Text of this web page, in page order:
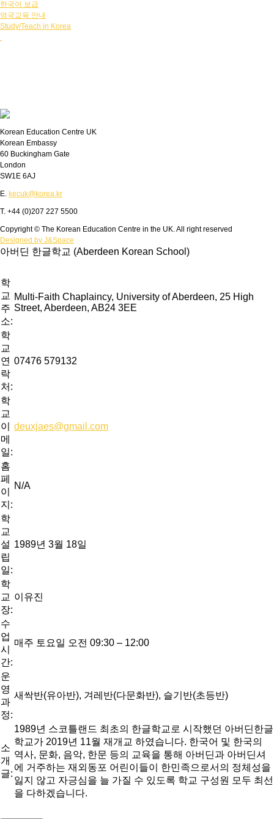
한국어 보급
영국교육 안내
Study/Teach in Korea
Korean Education Centre UK
Korean Embassy
60 Buckingham Gate
London
SW1E 6AJ
E. kecuk@korea.kr
T. +44 (0)207 227 5500
Copyright © The Korean Education Centre in the UK. All right reserved
Designed by J&Space
아버딘 한글학교 (Aberdeen Korean School)
학
교
주
소:
Multi-Faith Chaplaincy, University of Aberdeen, 25 High
Street, Aberdeen, AB24 3EE
학
교
연
락
처:
07476 579132
학
교
이
메
일:
deuxjaes@gmail.com
홈
페
이
지:
N/A
학
교
설
립
일:
1989년 3월 18일
학
교
장:
이유진
수
업
시
간:
매주 토요일 오전 09:30 – 12:00
운
영
과
정:
새싹반(유아반), 겨레반(다문화반), 슬기반(초등반)
소
개
글:
1989년 스코틀랜드 최초의 한글학교로 시작했던 아버딘한글
학교가 2019년 11월 재개교 하였습니다. 한국어 및 한국의
역사, 문화, 음악, 한문 등의 교육을 통해 아버딘과 아버딘셔
에 거주하는 재외동포 어린이들이 한민족으로서의 정체성을
잃지 않고 자긍심을 늘 가질 수 있도록 학교 구성원 모두 최선
을 다하겠습니다.